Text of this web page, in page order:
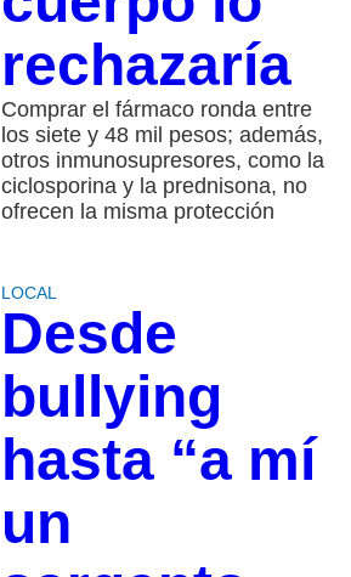
rechazaría
Comprar el fármaco ronda entre
los siete y 48 mil pesos; además,
otros inmunosupresores, como la
ciclosporina y la prednisona, no
ofrecen la misma protección
LOCAL
Desde
bullying
hasta “a mí
un